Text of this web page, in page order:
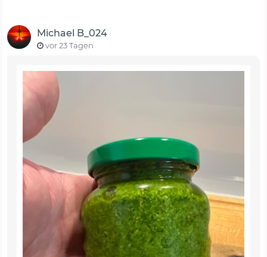
Michael B_024
vor 23 Tagen